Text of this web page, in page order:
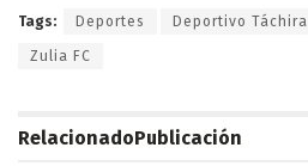
Tags: Deportes Deportivo Táchira
Zulia FC
RelacionadoPublicación